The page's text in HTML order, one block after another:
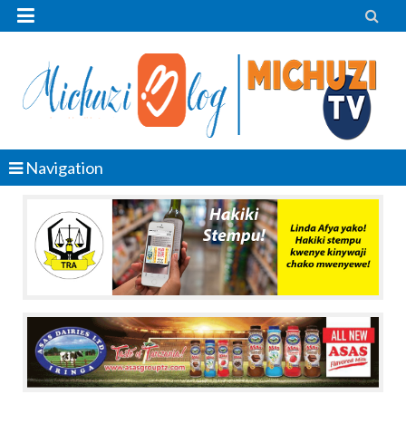
 
Navigation